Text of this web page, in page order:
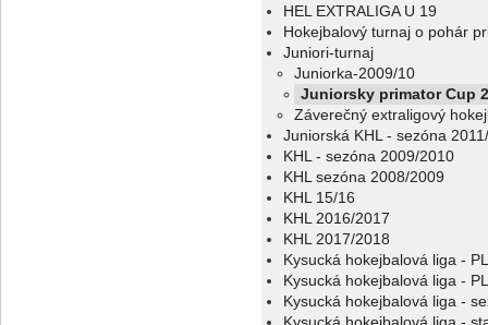
HEL EXTRALIGA U 19
Hokejbalový turnaj o pohár
Juniori-turnaj
Juniorka-2009/10
Juniorsky primator Cup
Záverečný extraligový
Juniorská KHL - sezóna
KHL - sezóna 2009/2010
KHL sezóna 2008/2009
KHL 15/16
KHL 2016/2017
KHL 2017/2018
Kysucká hokejbalová liga -
Kysucká hokejbalová liga -
Kysucká hokejbalová liga -